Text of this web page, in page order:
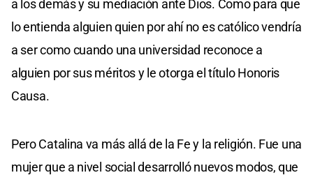
a los demás y su mediación ante Dios. Como para que
lo entienda alguien quien por ahí no es católico vendría
a ser como cuando una universidad reconoce a
alguien por sus méritos y le otorga el título Honoris
Causa.
Pero Catalina va más allá de la Fe y la religión. Fue una
mujer que a nivel social desarrolló nuevos modos, que